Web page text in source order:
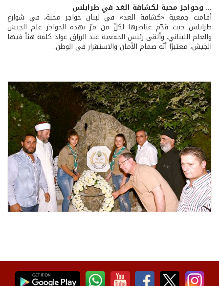
... وحواجز محبة لكشافة الغد في طرابلس
أقامت جمعية «كشافة الغد» في لبنان حواجز محبة، في شوارع
طرابلس حيث قدّم عناصرها لكلّ من مرّ بهذه الحواجز علم الجيش
والعلم اللبناني. وألقى رئيس الجمعية عبد الرزاق عواد كلمة هنأ فيها
الجيش، معتبرًا أنّه صمام الأمان والاستقرار في الوطن.